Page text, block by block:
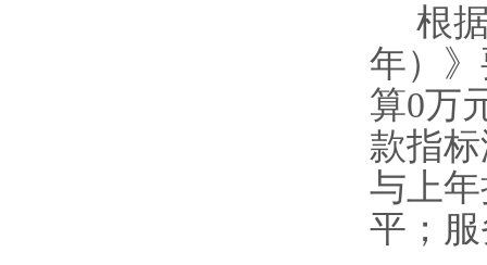
根
年）
算0万
款指
与上
平 ；服